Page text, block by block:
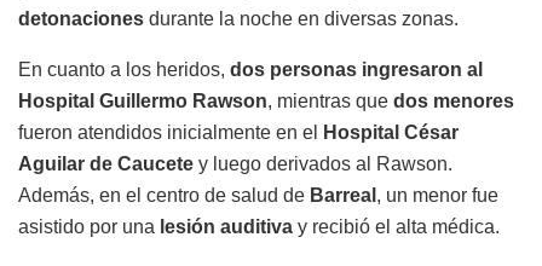
detonaciones durante la noche en diversas zonas.
En cuanto a los heridos, dos personas ingresaron al
Hospital Guillermo Rawson, mientras que dos menores
fueron atendidos inicialmente en el
Hospital César
Aguilar de Caucete y luego derivados al Rawson.
Además, en el centro de salud de Barreal , un menor fue
asistido por una lesión auditiva y recibió el alta médica.